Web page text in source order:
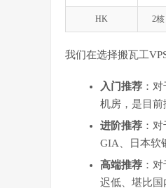
HK 2核
我们在选择搬瓦工
入门推荐 ：
机房，是目前
进阶推荐 ：
GIA、日本软
高端推荐 ：
迟低、堪比国